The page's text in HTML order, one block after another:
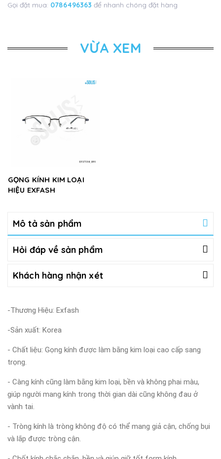
Gọi đặt mua: 0786496363 để nhanh chóng đặt hàng
VỪA XEM
GỌNG KÍNH KIM LOẠI
HIỆU EXFASH
Mô tả sản phẩm
Hỏi đáp về sản phẩm
Khách hàng nhận xét
-Thương Hiệu: Exfash
-Sản xuất: Korea
- Chất liệu: Gọng kính được làm bằng kim loại cao cấp sang
trọng.
- Càng kính cũng làm bằng kim loại, bền và không phai màu,
giúp người mang kính trong thời gian dài cũng không đau ở
vành tai.
- Tròng kính là tròng không độ có thể mang giả cận, chống bụi
và lắp được tròng cận.